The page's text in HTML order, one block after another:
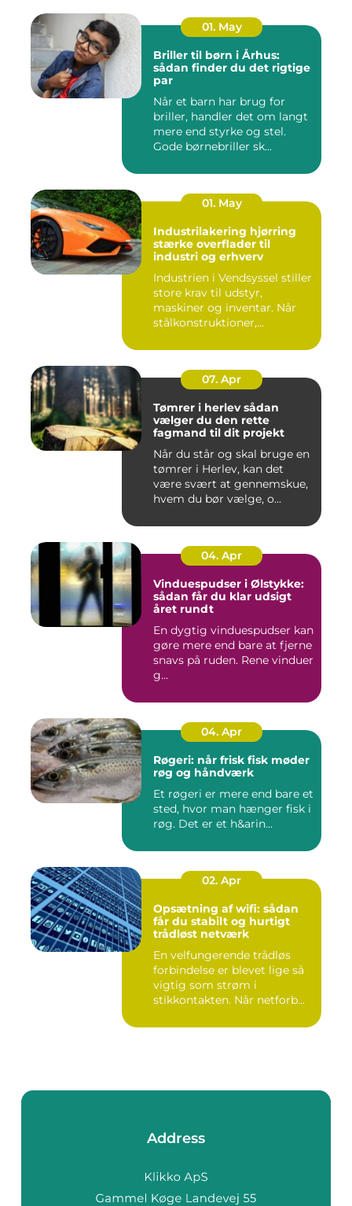
01. May
Briller til børn i Århus:
sådan finder du det rigtige
par
Når et barn har brug for
briller, handler det om langt
mere end styrke og stel.
Gode børnebriller sk...
01. May
Industrilakering hjørring
stærke overflader til
industri og erhverv
Industrien i Vendsyssel stiller
store krav til udstyr,
maskiner og inventar. Når
stålkonstruktioner,...
07. Apr
Tømrer i herlev sådan
vælger du den rette
fagmand til dit projekt
Når du står og skal bruge en
tømrer i Herlev, kan det
være svært at gennemskue,
hvem du bør vælge, o...
04. Apr
Vinduespudser i Ølstykke:
sådan får du klar udsigt
året rundt
En dygtig vinduespudser kan
gøre mere end bare at fjerne
snavs på ruden. Rene vinduer
g...
04. Apr
Røgeri: når frisk fisk møder
røg og håndværk
Et røgeri er mere end bare et
sted, hvor man hænger fisk i
røg. Det er et h&arin...
02. Apr
Opsætning af wifi: sådan
får du stabilt og hurtigt
trådløst netværk
En velfungerende trådløs
forbindelse er blevet lige så
vigtig som strøm i
stikkontakten. Når netforb...
Address